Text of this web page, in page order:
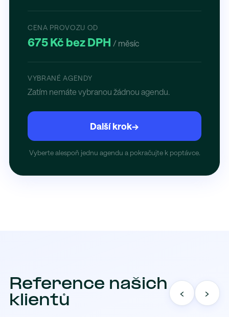
CENA PROVOZU OD
675 Kč bez DPH / měsíc
VYBRANÉ AGENDY
Zatím nemáte vybranou žádnou agendu.
Další krok→
Vyberte alespoň jednu agendu a pokračujte k poptávce.
Reference našich
klientů
‹ ›